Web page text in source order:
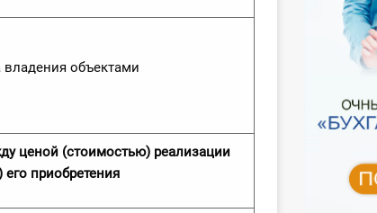
объектами
ценой (стоимостью) реализации
приобретения